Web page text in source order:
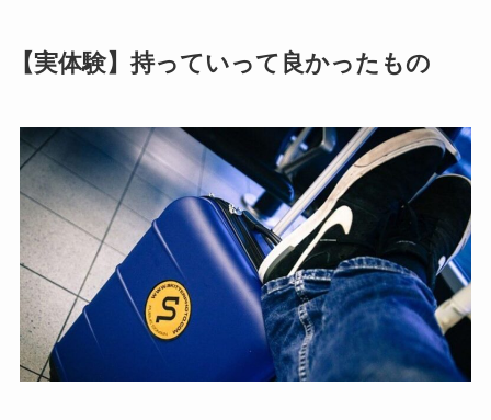
【実体験】持っていって良かったもの